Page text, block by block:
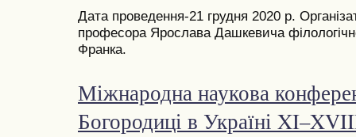
Дата проведення-21 грудня 2020 р.
професора Ярослава Дашкевича
Франка.
Міжнародна наукова
Богородиці в Україні